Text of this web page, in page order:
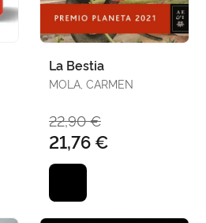
La Bestia
MOLA, CARMEN
22,90 €
21,76 €